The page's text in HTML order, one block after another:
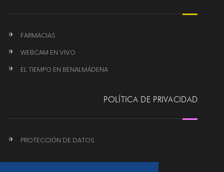
FARMACIAS
WEBCAM EN VIVO
EL TIEMPO EN BENALMÁDENA
POLÍTICA DE PRIVACIDAD
PROTECCIÓN DE DATOS